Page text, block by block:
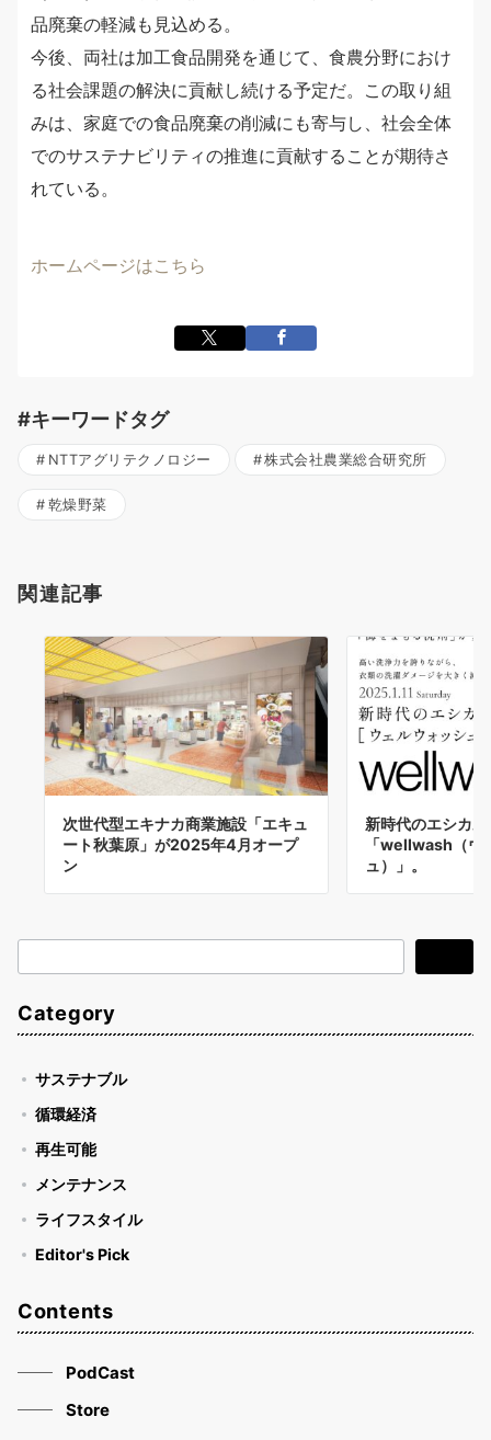
品廃棄の軽減も見込める。
今後、両社は加工食品開発を通じて、食農分野におけ
る社会課題の解決に貢献し続ける予定だ。この取り組
みは、家庭での食品廃棄の削減にも寄与し、社会全体
でのサステナビリティの推進に貢献することが期待さ
れている。
ホームページはこちら
#キーワードタグ
NTTアグリテクノロジー 株式会社農業総合研究所
乾燥野菜
関連記事
次世代型エキナカ商業施設「エキュ
ート秋葉原」が2025年4月オープ
ン
新時代のエシカ
「wellwash（ウ
ュ）」。
索
Category
サステナブル
循環経済
再生可能
メンテナンス
ライフスタイル
Editor's Pick
Contents
PodCast
Store